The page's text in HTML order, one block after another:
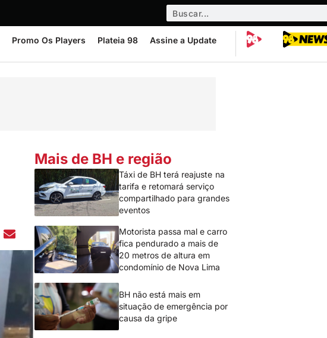
Promo Os Players Plateia 98 Assine a Update
Mais de BH e região
Táxi de BH terá reajuste na
tarifa e retomará serviço
compartilhado para grandes
eventos
Motorista passa mal e carro
fica pendurado a mais de
20 metros de altura em
condomínio de Nova Lima
BH não está mais em
situação de emergência por
causa da gripe